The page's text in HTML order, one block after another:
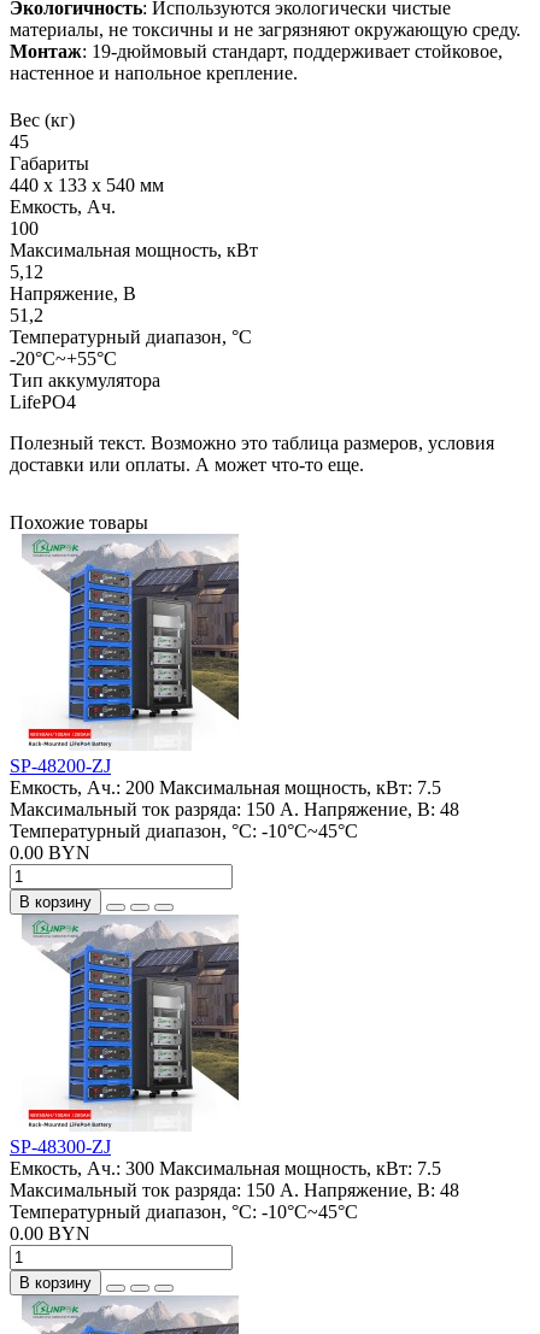
Экологичность: Используются экологически чистые
материалы, не токсичны и не загрязняют окружающую среду.
Монтаж: 19-дюймовый стандарт, поддерживает стойковое,
настенное и напольное крепление.
Вес (кг)
45
Габариты
440 x 133 x 540 мм
Емкость, Ач.
100
Максимальная мощность, кВт
5,12
Напряжение, В
51,2
Температурный диапазон, °C
-20°C~+55°C
Тип аккумулятора
LifePO4
Полезный текст. Возможно это таблица размеров, условия
доставки или оплаты. А может что-то еще.
Похожие товары
SP-48200-ZJ
Емкость, Ач.: 200 Максимальная мощность, кВт: 7.5
Максимальный ток разряда: 150 А. Напряжение, В: 48
Температурный диапазон, °C: -10°C~45°C
0.00 BYN
В корзину
SP-48300-ZJ
Емкость, Ач.: 300 Максимальная мощность, кВт: 7.5
Максимальный ток разряда: 150 А. Напряжение, В: 48
Температурный диапазон, °C: -10°C~45°C
0.00 BYN
В корзину